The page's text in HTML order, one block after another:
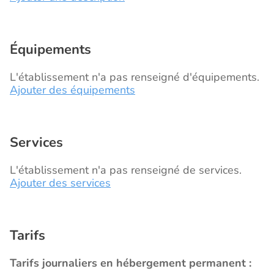
Équipements
L'établissement n'a pas renseigné d'équipements.
Ajouter des équipements
Services
L'établissement n'a pas renseigné de services.
Ajouter des services
Tarifs
Tarifs journaliers en hébergement permanent :